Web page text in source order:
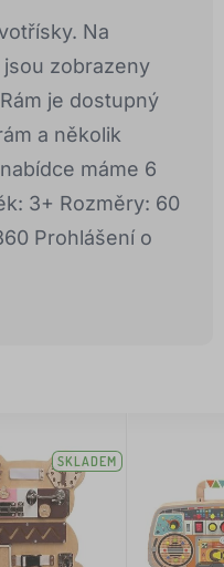
Na
zobrazeny
je dostupný
a několik
máme 6
3+ Rozměry: 60
Prohlášení o
SKLADEM